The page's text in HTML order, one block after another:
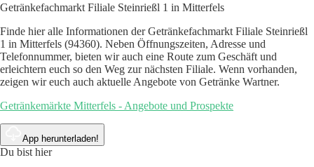
Getränkefachmarkt Filiale Steinrießl 1 in Mitterfels
Finde hier alle Informationen der Getränkefachmarkt Filiale Steinrießl
1 in Mitterfels (94360). Neben Öffnungszeiten, Adresse und
Telefonnummer, bieten wir auch eine Route zum Geschäft und
erleichtern euch so den Weg zur nächsten Filiale. Wenn vorhanden,
zeigen wir euch auch aktuelle Angebote von Getränke Wartner.
Getränkemärkte Mitterfels - Angebote und Prospekte
App herunterladen!
Du bist hier